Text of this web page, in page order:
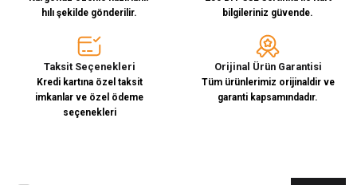
hılı şekilde gönderilir.
bilgileriniz güvende.
Taksit Seçenekleri
Kredi kartına özel taksit
imkanlar ve özel ödeme
seçenekleri
Orijinal Ürün Garantisi
Tüm ürünlerimiz orijinaldir ve
garanti kapsamındadır.